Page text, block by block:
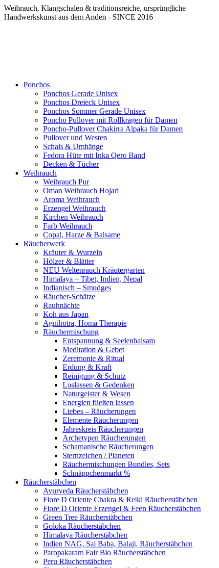
Weihrauch, Klangschalen & traditionsreiche, ursprüngliche
Handwerkskunst aus dem Anden - SINCE 2016
Ponchos
Ponchos Gerade Unisex
Ponchos Dreieck Unisex
Ponchos Sommer Gerade Unisex
Poncho Pullover mit Rollkragen für Damen
Poncho-Pullover Chakirra Alpaka für Damen
Pullover und Westen
Schals & Umhänge
Fedora Hüte mit Inka Qero Band
Decken & Tücher
Weihrauch
Weihrauch Pur
Oman Weihrauch Hojari
Aroma Weihrauch
Erzengel Weihrauch
Kirchen Weihrauch
Farb Weihrauch
Copal, Harze & Balsame
Räucherwerk
Kräuter & Wurzeln
Hölzer & Blätter
NEU Weltenrauch Kräutergarten
Himalaya – Tibet, Indien, Nepal
Indianisch – Smudges
Räucher-Schätze
Rauhnächte
Koh aus Japan
Agnihotra, Homa Therapie
Räuchermischung
Entspannung & Seelenbalsam
Meditation & Gebet
Zeremonie & Ritual
Erdung & Kraft
Reinigung & Schutz
Loslassen & Gedenken
Naturgeister & Wesen
Energien fließen lassen
Liebes – Räucherungen
Elemente Räucherungen
Jahreskreis Räucherungen
Archetypen Räucherungen
Schamanische Räucherungen
Sternzeichen / Planeten
Räuchermischungen Bundles, Sets
Schnäppchenmarkt %
Räucherstäbchen
Ayurveda Räucherstäbchen
Fiore D Oriente Chakra & Reiki Räucherstäbchen
Fiore D Oriente Erzengel & Feen Räucherstäbchen
Green Tree Räucherstäbchen
Goloka Räucherstäbchen
Himalaya Räucherstäbchen
Indien NAG, Sai Baba, Balaji, Räucherstäbchen
Paropakaram Fair Bio Räucherstäbchen
Peru Räucherstäbchen